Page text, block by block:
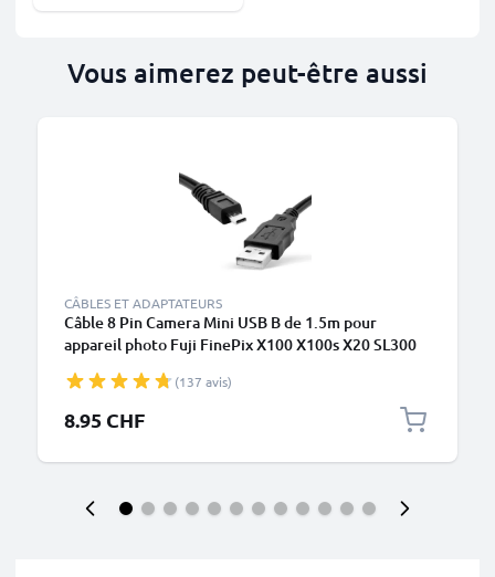
Vous aimerez peut-être aussi
CÂBLES ET ADAPTATEURS
Câble 8 Pin Camera Mini USB B de 1.5m pour
appareil photo Fuji FinePix X100 X100s X20 SL300
T595 transfert de données noir PVC
(137 avis)
8.95 CHF